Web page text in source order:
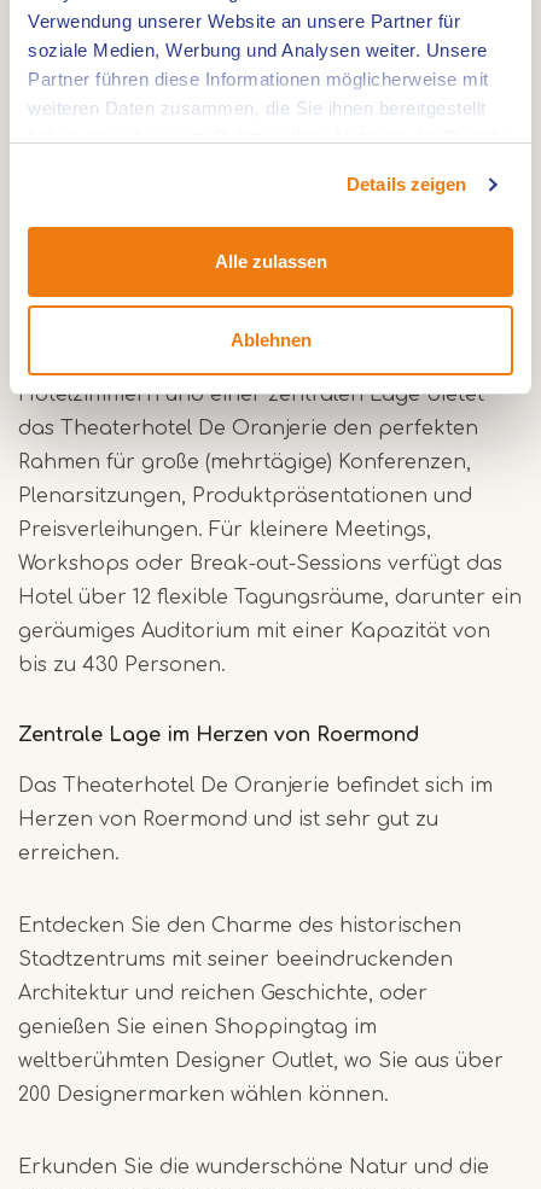
Verwendung unserer Website an unsere Partner für
soziale Medien, Werbung und Analysen weiter. Unsere
Partner führen diese Informationen möglicherweise mit
weiteren Daten zusammen, die Sie ihnen bereitgestellt
Details zeigen
Alle zulassen
Ablehnen
Oranjerie der ideale Ort für einen kompletten
Abend oder einen entspannten mehrtägigen
Aufenthalt.
Mit 13 inspirierenden und multifunktionalen
Räumen - darunter ein beeindruckender Theater-
und Konferenzsaal mit einer Tribünenkapazität
Hotelzimmern und einer zentralen Lage bietet
das Theaterhotel De Oranjerie den perfekten
Rahmen für große (mehrtägige) Konferenzen,
Plenarsitzungen, Produktpräsentationen und
Preisverleihungen. Für kleinere Meetings,
Workshops oder Break-out-Sessions verfügt das
Hotel über 12 flexible Tagungsräume, darunter ein
geräumiges Auditorium mit einer Kapazität von
bis zu 430 Personen.
Zentrale Lage im Herzen von Roermond
Das Theaterhotel De Oranjerie befindet sich im
Herzen von Roermond und ist sehr gut zu
erreichen.
Entdecken Sie den Charme des historischen
Stadtzentrums mit seiner beeindruckenden
Architektur und reichen Geschichte, oder
genießen Sie einen Shoppingtag im
weltberühmten Designer Outlet, wo Sie aus über
200 Designermarken wählen können.
Erkunden Sie die wunderschöne Natur und die